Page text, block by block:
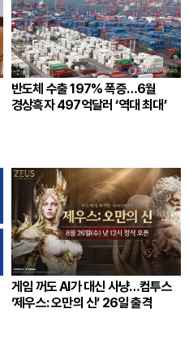
반도체 수출 197% 폭증…6월
경상흑자 497억달러 ‘역대 최대’
게임 꺼도 AI가 대신 사냥…컴투스
‘제우스: 오만의 신’ 26일 출격